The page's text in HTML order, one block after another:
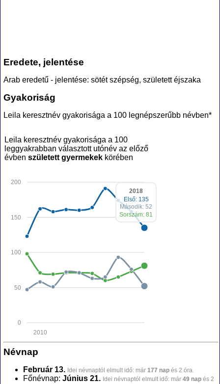
Eredete, jelentése
Arab eredetű - jelentése: sötét szépség, született éjszaka
Gyakoriság
Leila keresztnév gyakorisága a 100 legnépszerűbb névben*
Leila keresztnév gyakorisága a 100
leggyakrabban választott utónév az előző
évben született gyermekek körében
0
50
100
150
200
2010
2018
Első: 135
Második: 52
Sorszám: 81
Névnap
Február 13. Idei névnaptól elmult idő: már 177 nap és 2 óra.
Főnévnap: Június 21. Idei névnaptól elmult idő: már 49 nap és 2